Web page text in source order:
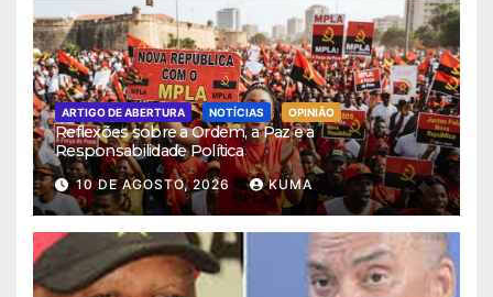
ARTIGO DE ABERTURA NOTÍCIAS OPINIÃO
Reflexões sobre a Ordem, a Paz e a
Responsabilidade Política
10 DE AGOSTO, 2026 KUMA